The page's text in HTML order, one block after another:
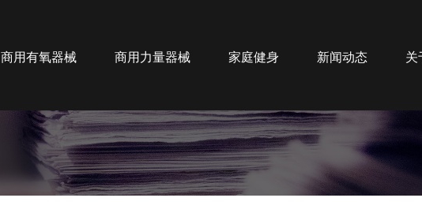
商用有氧器械 商用力量器械 家庭健身 新闻动态 关